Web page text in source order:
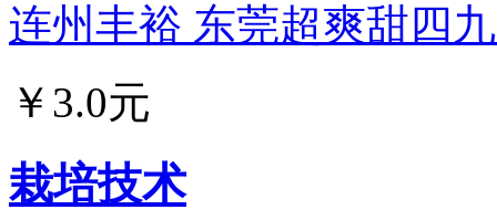
连州丰裕 东莞超爽甜四
￥3.0元
栽培技术